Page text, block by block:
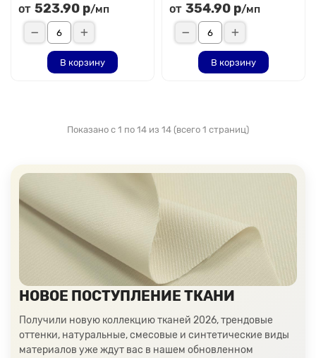
от 523.90 р/мп
В корзину
от 354.90 р/мп
В корзину
Показано с 1 по 14 из 14 (всего 1 страниц)
НОВОЕ ПОСТУПЛЕНИЕ ТКАНИ
Получили новую коллекцию тканей 2026, трендовые
оттенки, натуральные, смесовые и синтетические виды
материалов уже ждут вас в нашем обновленном